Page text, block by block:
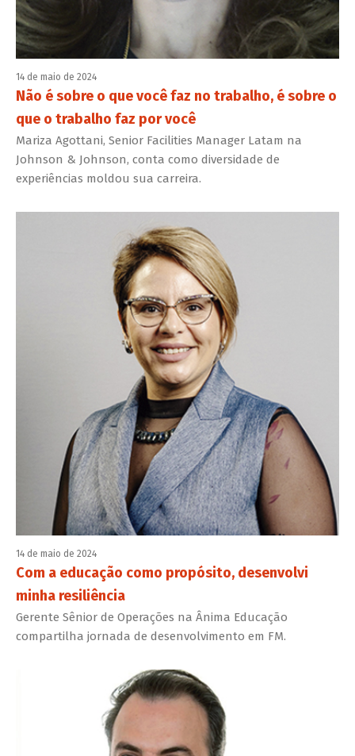
14 de maio de 2024
Não é sobre o que você faz no trabalho, é sobre o
que o trabalho faz por você
Mariza Agottani, Senior Facilities Manager Latam na
Johnson & Johnson, conta como diversidade de
experiências moldou sua carreira.
14 de maio de 2024
Com a educação como propósito, desenvolvi
minha resiliência
Gerente Sênior de Operações na Ânima Educação
compartilha jornada de desenvolvimento em FM.